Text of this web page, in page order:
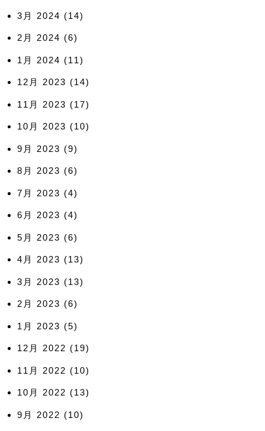
3月 2024 (14)
2月 2024 (6)
1月 2024 (11)
12月 2023 (14)
11月 2023 (17)
10月 2023 (10)
9月 2023 (9)
8月 2023 (6)
7月 2023 (4)
6月 2023 (4)
5月 2023 (6)
4月 2023 (13)
3月 2023 (13)
2月 2023 (6)
1月 2023 (5)
12月 2022 (19)
11月 2022 (10)
10月 2022 (13)
9月 2022 (10)